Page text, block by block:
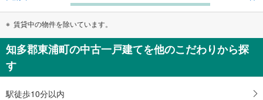
賃貸中の物件を除いています。
知多郡東浦町の中古一戸建てを他のこだわりから探
す
駅徒歩10分以内